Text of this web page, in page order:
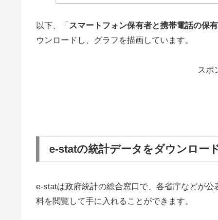
以下、「 スマートフォン保有者と携帯電話の保
ウンロードし、グラフを描画しています。
スポ
e-statの統計データをダウンロー
e-statは政府統計の総合窓口で、各省庁などが
料を閲覧して手に入れることができます。